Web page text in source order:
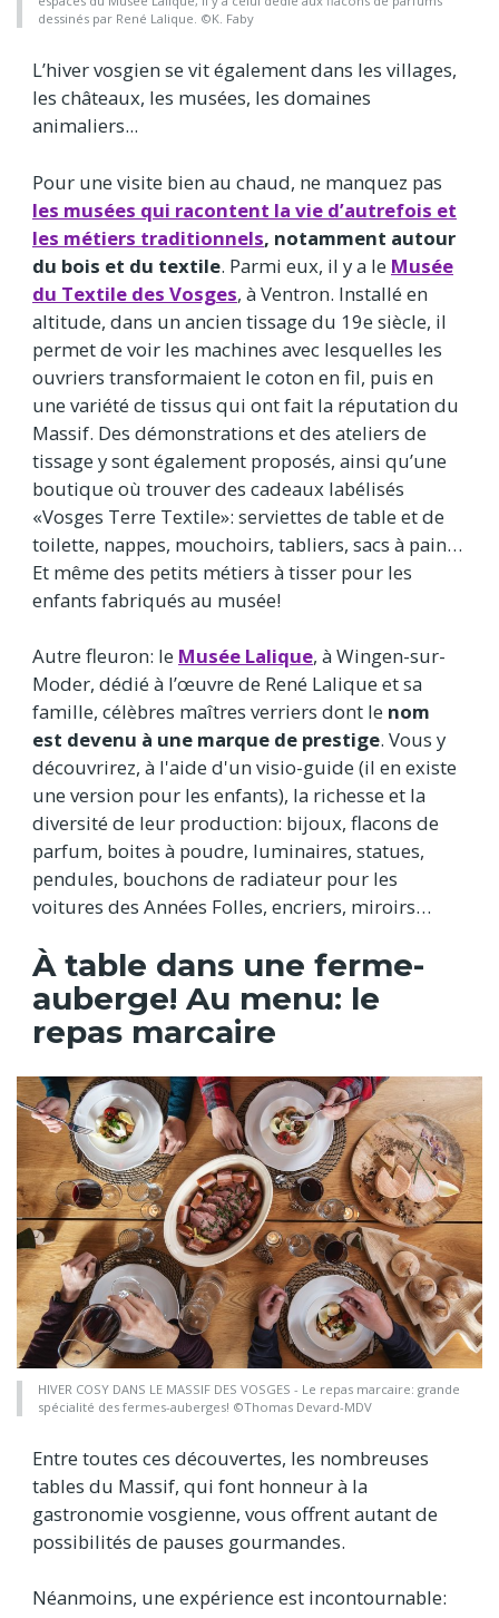
dessinés par René Lalique. ©K. Faby
L’hiver vosgien se vit également dans les villages,
les châteaux, les musées, les domaines
animaliers...
Pour une visite bien au chaud, ne manquez pas
les musées qui racontent la vie d’autrefois et
les métiers traditionnels, notamment autour
du bois et du textile. Parmi eux, il y a le Musée
du Textile des Vosges, à Ventron. Installé en
altitude, dans un ancien tissage du 19e siècle, il
permet de voir les machines avec lesquelles les
ouvriers transformaient le coton en fil, puis en
une variété de tissus qui ont fait la réputation du
Massif. Des démonstrations et des ateliers de
tissage y sont également proposés, ainsi qu’une
boutique où trouver des cadeaux labélisés
«Vosges Terre Textile»: serviettes de table et de
toilette, nappes, mouchoirs, tabliers, sacs à pain…
Et même des petits métiers à tisser pour les
enfants fabriqués au musée!
Autre fleuron: le Musée Lalique, à Wingen-sur-
Moder, dédié à l’œuvre de René Lalique et sa
famille, célèbres maîtres verriers dont le nom
est devenu à une marque de prestige. Vous y
découvrirez, à l'aide d'un visio-guide (il en existe
une version pour les enfants), la richesse et la
diversité de leur production: bijoux, flacons de
parfum, boites à poudre, luminaires, statues,
pendules, bouchons de radiateur pour les
voitures des Années Folles, encriers, miroirs…
À table dans une ferme-
auberge! Au menu: le
repas marcaire
HIVER COSY DANS LE MASSIF DES VOSGES - Le repas marcaire: grande
spécialité des fermes-auberges! ©Thomas Devard-MDV
Entre toutes ces découvertes, les nombreuses
tables du Massif, qui font honneur à la
gastronomie vosgienne, vous offrent autant de
possibilités de pauses gourmandes.
Néanmoins, une expérience est incontournable: